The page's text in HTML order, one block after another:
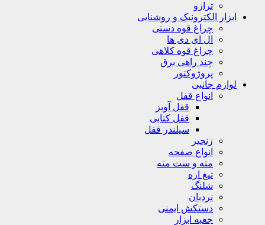
ترازو
ابزار الکترونیک و روشنایی
چراغ قوه دستی
ال ای دی ها
چراغ قوه کلاهی
چند راهی برق
پروژوکتور
لوازم جانبی
انواع قفل
قفل آویز
قفل کتابی
سیلندر قفل
زنجیر
انواع صفحه
مته و ست مته
تیغ اره
شلنگ
نردبان
دستکش ایمنی
جعبه ابزار